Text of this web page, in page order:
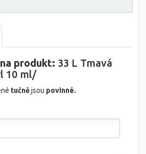
produkt: 33 L Tmavá
10 ml/
tučnějsou povinné.